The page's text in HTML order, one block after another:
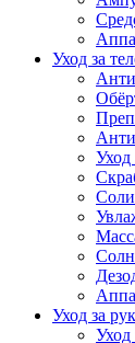
Уход за
Уход
Уход за
Уход